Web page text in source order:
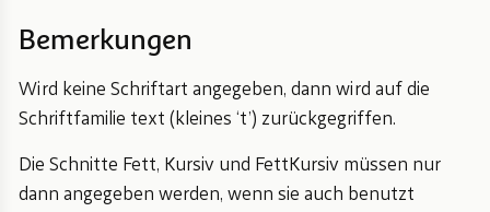
Bemerkungen
Wird keine Schriftart angegeben, dann wird auf die
Schriftfamilie text (kleines ‘t’) zurückgegriffen.
Die Schnitte Fett, Kursiv und FettKursiv müssen nur
dann angegeben werden, wenn sie auch benutzt